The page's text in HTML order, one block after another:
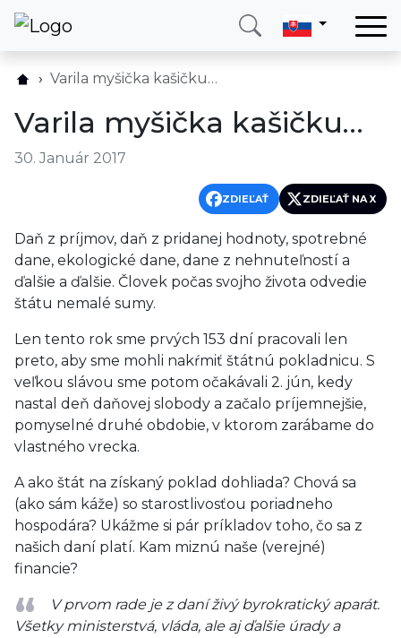
Krajina
O nás
Kontakt
Zavolajte mi Prihlásiť sa
Varila myšička kašičku…
Varila myšička kašičku…
30. Január 2017
ZDIEĽAŤ ZDIEĽAŤ NA X
Daň z príjmov, daň z pridanej hodnoty, spotrebné
dane, ekologické dane, dane z nehnuteľností a
ďalšie a ďalšie. Človek počas svojho života odvedie
štátu nemalé sumy.
Len tento rok sme prvých 153 dní pracovali len
preto, aby sme mohli nakŕmiť štátnú pokladnicu. S
veľkou slávou sme potom očakávali 2. jún, kedy
nastal deň daňovej slobody a začalo príjemnejšie,
pomyselné druhé obdobie, v ktorom zarábame do
vlastného vrecka.
A ako štát na získaný poklad dohliada? Chová sa
(ako sám káže) so starostlivosťou poriadneho
hospodára? Ukážme si pár príkladov toho, čo sa z
našich daní platí. Kam miznú naše (verejné)
financie?
V prvom rade je z daní živý byrokratický aparát.
Všetky ministerstvá, vláda, ale aj ďalšie úrady a